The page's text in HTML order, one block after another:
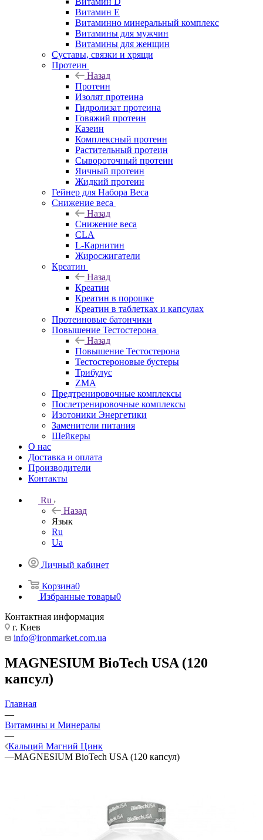
Витамин E
Витаминно минеральный комплекс
Витамины для мужчин
Витамины для женщин
Суставы, связки и хрящи
Протеин
Назад
Протеин
Изолят протеина
Гидролизат протеина
Говяжий протеин
Казеин
Комплексный протеин
Растительный протеин
Сывороточный протеин
Яичный протеин
Жидкий протеин
Гейнер для Набора Веса
Снижение веса
Назад
Снижение веса
CLA
L-Карнитин
Жиросжигатели
Креатин
Назад
Креатин
Креатин в порошке
Креатин в таблетках и капсулах
Протеиновые батончики
Повышение Тестостерона
Назад
Повышение Тестостерона
Тестостероновые бустеры
Трибулус
ZMA
Предтренировочные комплексы
Послетренировочные комплексы
Изотоники Энергетики
Заменители питания
Шейкеры
О нас
Доставка и оплата
Производители
Контакты
Ru
Назад
Язык
Ru
Ua
Личный кабинет
Корзина0
Избранные товары0
Контактная информация
г. Киев
info@ironmarket.com.ua
MAGNESIUM BioTech USA (120
капсул)
Главная
—
Витамины и Минералы
—
Кальций Магний Цинк
—MAGNESIUM BioTech USA (120 капсул)